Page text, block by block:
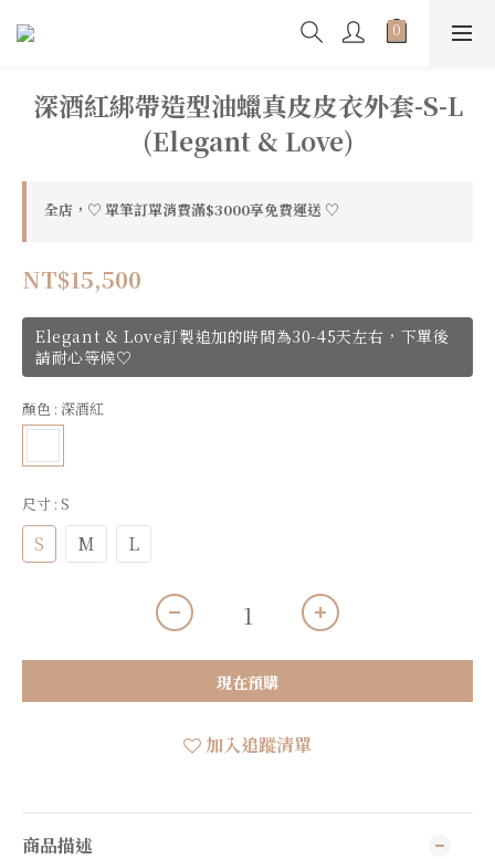
深酒紅綁帶造型油蠟真皮皮衣外套-S-L
(Elegant & Love)
全店，♡ 單筆訂單消費滿$3000享免費運送 ♡
NT$15,500
Elegant & Love訂製追加的時間為30-45天左右，下單後
請耐心等候♡
顏色 : 深酒紅
尺寸 : S
S M L
現在預購
加入追蹤清單
商品描述